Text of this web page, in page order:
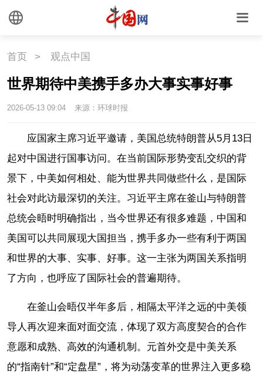
首页 > 观点中国
世界期待中美携手多办大事实事好事
2026-05-13 09:04 来源：环球时报
应国家主席习近平邀请，美国总统特朗普从5月13日
起对中国进行国事访问。在当前国际形势变乱交织的背
景下，中美如何相处、能为世界共同做些什么，是国际
社会对此访最深切的关注。习近平主席在釜山与特朗普
总统会晤时明确指出，当今世界还有很多难题，中国和
美国可以共同展现大国担当，携手多办一些有利于两国
和世界的大事、实事、好事。这一主张为两国关系指明
了方向，也呼应了国际社会的普遍期待。
在釜山会晤仅半年多后，相隔太平洋之远的中美领
导人再次迎来面对面交流，体现了双方高度契合的合作
意愿和成熟、高效的沟通机制。元首外交是中美关系
的“指南针”和“定盘星”，将为动荡变革的世界注入更多稳